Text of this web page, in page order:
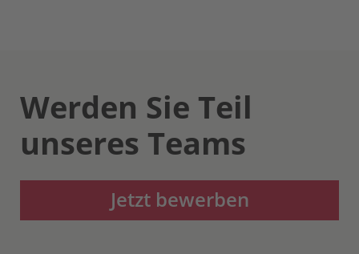
Werden Sie Teil
unseres Teams
Jetzt bewerben